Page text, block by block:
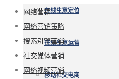
在线生意定位
在线生意运营
移动社交电商
网络营销
网络营销策略
搜索引擎营销
社交媒体营销
网络视频营销